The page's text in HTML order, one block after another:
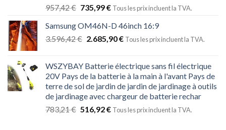
957,42€ 735,99€ Tous les prix incluent la TVA.
Samsung OM46N-D 46inch 16:9
3.596,42€ 2.685,90€ Tous les prix incluent la TVA.
WSZYBAY Batterie électrique sans fil électrique
20V Pays de la batterie à la main à l'avant Pays de
terre de sol de jardin de jardin de jardinage à outils
de jardinage avec chargeur de batterie rechar
783,21€ 516,92€ Tous les prix incluent la TVA.